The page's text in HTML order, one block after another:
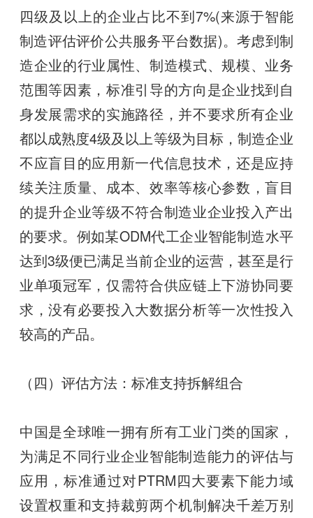
四级及以上的企业占比不到7%(来源于智能
制造评估评价公共服务平台数据)。考虑到制
造企业的行业属性、制造模式、规模、业务
范围等因素，标准引导的方向是企业找到自
身发展需求的实施路径，并不要求所有企业
都以成熟度4级及以上等级为目标，制造企业
不应盲目的应用新一代信息技术，还是应持
续关注质量、成本、效率等核心参数，盲目
的提升企业等级不符合制造业企业投入产出
的要求。例如某ODM代工企业智能制造水平
达到3级便已满足当前企业的运营，甚至是行
业单项冠军，仅需符合供应链上下游协同要
求，没有必要投入大数据分析等一次性投入
较高的产品。
（四）评估方法：标准支持拆解组合
中国是全球唯一拥有所有工业门类的国家，
为满足不同行业企业智能制造能力的评估与
应用，标准通过对PTRM四大要素下能力域
设置权重和支持裁剪两个机制解决千差万别